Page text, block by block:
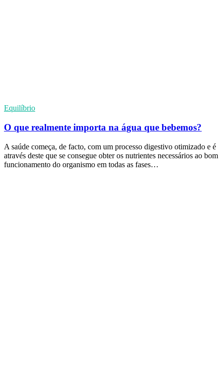
Equilíbrio
O que realmente importa na água que bebemos?
A saúde começa, de facto, com um processo digestivo otimizado e é
através deste que se consegue obter os nutrientes necessários ao bom
funcionamento do organismo em todas as fases…